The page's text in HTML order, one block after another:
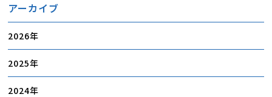
アーカイブ
2026
2025
2024